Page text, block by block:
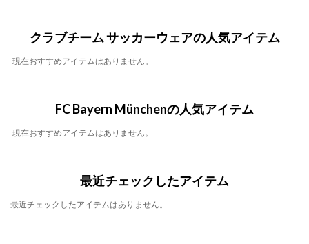
クラブチーム サッカーウェアの人気アイテム
現在おすすめアイテムはありません。
FC Bayern Münchenの人気アイテム
現在おすすめアイテムはありません。
最近チェックしたアイテム
最近チェックしたアイテムはありません。